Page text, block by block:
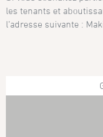
les tenants et
l’adresse suivante :